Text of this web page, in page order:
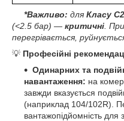
*Важливо: для Класу С2
(<2.5 бар) — критичні .
перегрівається,
💡 Професійні
Одинарних та
навантаження: на
завжди вказується
(наприклад 104/102R).
вантажопідйомність для